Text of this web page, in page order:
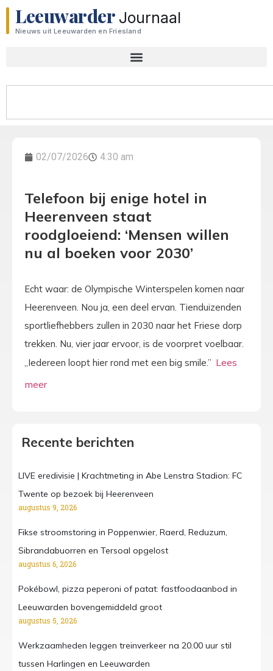
Leeuwarder Journaal
Nieuws uit Leeuwarden en Friesland
02/07/2026 4:30 am
Telefoon bij enige hotel in
Heerenveen staat
roodgloeiend: ‘Mensen willen
nu al boeken voor 2030’
Echt waar: de Olympische Winterspelen komen naar
Heerenveen. Nou ja, een deel ervan. Tienduizenden
sportliefhebbers zullen in 2030 naar het Friese dorp
trekken. Nu, vier jaar ervoor, is de voorpret voelbaar.
„Iedereen loopt hier rond met een big smile.”
Recente berichten
LIVE eredivisie | Krachtmeting in Abe Lenstra Stadion: FC
Twente op bezoek bij Heerenveen
augustus 9, 2026
Fikse stroomstoring in Poppenwier, Raerd, Reduzum,
Sibrandabuorren en Tersoal opgelost
augustus 6, 2026
Pokébowl, pizza peperoni of patat: fastfoodaanbod in
Leeuwarden bovengemiddeld groot
augustus 5, 2026
Werkzaamheden leggen treinverkeer na 20.00 uur stil
tussen Harlingen en Leeuwarden